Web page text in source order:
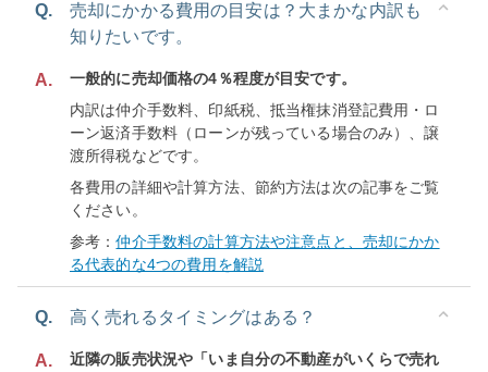
Q.
売却にかかる費用の目安は？大まかな内訳も
知りたいです。
A.
一般的に売却価格の4％程度が目安です。
内訳は仲介手数料、印紙税、抵当権抹消登記費用・ロ
ーン返済手数料（ローンが残っている場合のみ）、譲
渡所得税などです。
各費用の詳細や計算方法、節約方法は次の記事をご覧
ください。
参考：仲介手数料の計算方法や注意点と、売却にかか
る代表的な4つの費用を解説
Q. 高く売れるタイミングはある？
A.
近隣の販売状況や「いま自分の不動産がいくらで売れ